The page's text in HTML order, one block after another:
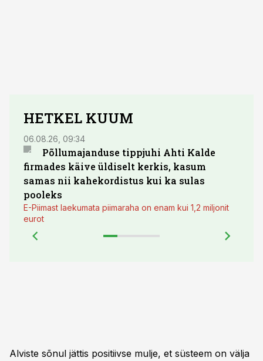
HETKEL KUUM
06.08.26, 09:34
Põllumajanduse tippjuhi Ahti Kalde
firmades käive üldiselt kerkis, kasum
samas nii kahekordistus kui ka sulas
pooleks
E-Piimast laekumata piimaraha on enam kui 1,2 miljonit
eurot
Alviste sõnul jättis positiivse mulje, et süsteem on välja